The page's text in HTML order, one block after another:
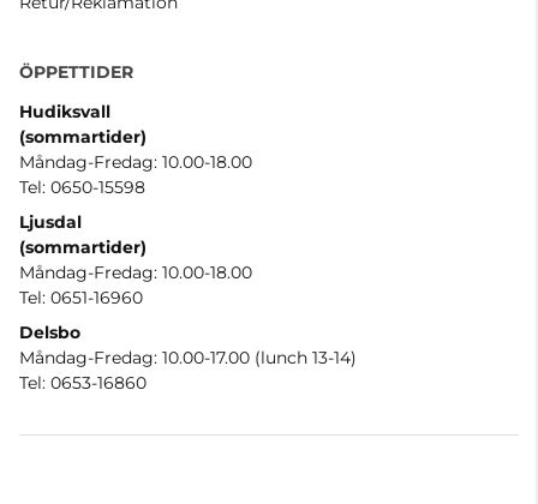
ÖPPETTIDER
Hudiksvall
(sommartider)
Måndag-Fredag: 10.00-18.00
Tel: 0650-15598
Ljusdal
(sommartider)
Måndag-Fredag: 10.00-18.00
Tel: 0651-16960
Delsbo
Måndag-Fredag: 10.00-17.00 (lunch 13-14)
Tel: 0653-16860